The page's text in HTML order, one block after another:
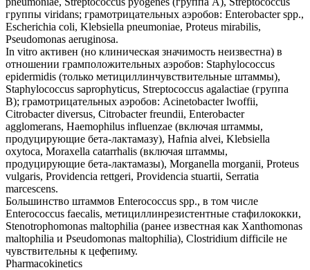
группы viridans; грамотрицательных аэробов: Enterobacter spp.,
Escherichia coli, Klebsiella pneumoniae, Proteus mirabilis,
Pseudomonas aeruginosa.
In vitro активен (но клиническая значимость неизвестна) в
отношении грамположительных аэробов: Staphylococcus
epidermidis (только метициллинчувствительные штаммы),
Staphylococcus saprophyticus, Streptococcus agalactiae (группа
В); грамотрицательных аэробов: Acinetobacter lwoffii,
Citrobacter diversus, Citrobacter freundii, Enterobacter
agglomerans, Haemophilus influenzae (включая штаммы,
продуцирующие бета-лактамазу), Hafnia alvei, Klebsiella
oxytoca, Moraxella catarrhalis (включая штаммы,
продуцирующие бета-лактамазы), Morganella morganii, Proteus
vulgaris, Providencia rettgeri, Providencia stuartii, Serratia
marcescens.
Большинство штаммов Enterococcus spp., в том числе
Enterococcus faecalis, метициллинрезистентные стафилококки,
Stenotrophomonas maltophilia (ранее известная как Xanthomonas
maltophilia и Pseudomonas maltophilia), Clostridium difficile не
чувствительны к цефепиму.
Pharmacokinetics